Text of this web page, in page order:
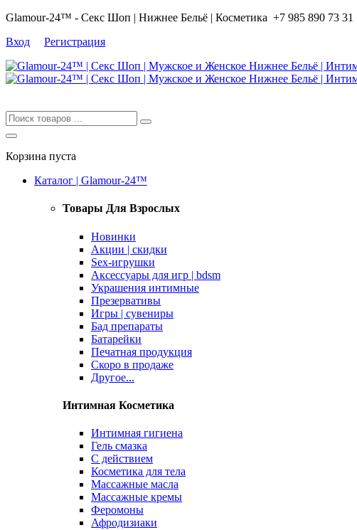
Glamour-24™ - Секс Шоп | Нижнее Бельё | Косметика +7 985 890 73 31
Вход
Регистрация
Корзина пуста
Каталог | Glamour-24™
Товары Для Взрослых
Новинки
Акции | скидки
Sex-игрушки
Аксессуары для игр | bdsm
Украшения интимные
Презервативы
Игры | сувениры
Бад препараты
Батарейки
Печатная продукция
Скоро в продаже
Другое...
Интимная Косметика
Интимная гигиена
Гель смазка
С действием
Косметика для тела
Массажные масла
Массажные кремы
Феромоны
Афродизиаки